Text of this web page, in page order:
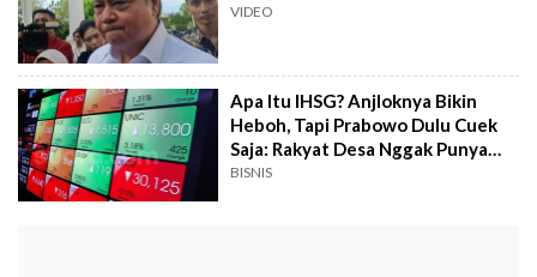
VIDEO
Apa Itu IHSG? Anjloknya Bikin
Heboh, Tapi Prabowo Dulu Cuek
Saja: Rakyat Desa Nggak Punya
Saham!
BISNIS